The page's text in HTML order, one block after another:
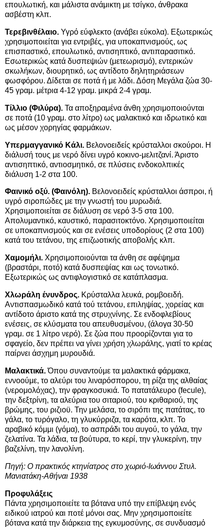
επουλωτική, και μάλιστα ανάμικτη με τσίγκο, άνθρακα
ασβέστη κλπ.
Τερεβινθέλαιο. Υγρό εύφλεκτο (ανάβει εύκολα). Εξωτερικώς
χρησιμοποιείται για εντριβές, για υποκαπνισμούς, ως
επισπαστικό, επουλωτικό, αντισηπτικό, αντιπαρασιτικό.
Εσωτερικώς κατά δυσπεψιών (μετεωρισμό), εντερικών
σκωλήκων, διουρητικό, ως αντίδοτο δηλητηριάσεων
φωσφόρου. Δίδεται σε ποτά ή με λάδι. Δόση Μεγάλα ζώα 30-
45 γραμ. μέτρια 4-12 γραμ. μικρά 2-4 γραμ.
Τίλλιο (Φιλύρα). Τα αποξηραμένα άνθη χρησιμοποιούνται
σε ποτά (10 γραμ. στο λίτρο) ως μαλακτικό και ιδρωτικό και
ως μέσον χορηγίας φαρμάκων.
Υπερμαγγανικό Κάλι. Βελονοειδείς κρύσταλλοι σκούροι. Η
διάλυσή τους με νερό δίνει υγρό κοκινο-μελιτζανί. Άριστο
αντισηπτικό, αντιοσμητικό, σε πλύσεις ενδοκολπικές
διάλυση 1-2 στα 100.
Φαινικό οξύ. (Φαινόλη). Βελονοειδείς κρύσταλλοι άσπροι, ή
υγρό σιροπώδες με την γνωστή του μυρωδιά.
Χρησιμοποιείται σε διάλυση σε νερό 3-5 στα 100.
Απολυμαντικό, καυστικό, παρασιτοκτόνο. Χρησιμοποιείται
σε υποκαπνισμούς και σε ενέσεις υποδορίους (2 στα 100)
κατά του τετάνου, της επιζωοτικής αποβολής κλπ.
Χαμομήλι. Χρησιμοποιούνται τα άνθη σε αφέψημα
(βραστάρι, ποτό) κατά δυσπεψίας και ως τονωτικό.
Εξωτερικώς ως αντιφλογιστικό σε κατάπλασμα.
Χλωράλη ένυνδρος. Κρύσταλλα λευκά, ρομβοειδή.
Αντισπασμωδικό κατά τού τετάνου, επιληψίας, χορείας και
αντίδοτο άριστο κατά της στρυχνίνης. Σε ενδοφλεβίους
ενέσεις, σε κλύσματα του απευθυσμένου, (άλογα 30-50
γραμ. σε 1 λίτρο νερό). Σε ζώα που προορίζονται για το
σφαγείο, δεν πρέπει να γίνει χρήση χλωράλης, γιατί το κρέας
παίρνει άσχημη μυρουδιά.
Μαλακτικά.Όπου συναντούμε τα μαλακτικά φάρμακα,
εννοούμε, το αλεύρι του λιναρόσπορου, τη ρίζα της αλθαίας
(νερομολόχας), την φραγκοσυκιά. Το πατατάλευρο (fecule),
την δεξτρίνη, τα αλεύρια του σιταριού, του κριθαριού, της
βρώμης, του ριζιοϋ. Την μελάσα, το σιρόπι της πατάτας, το
γάλα, το τυρόγαλο, τη γλυκύρριζα, τα καρότα, κλπ. Το
αραβικό κόμμι (γόμα), το ασπράδι του αυγού, το γάλα, την
ζελατίνα. Τα λάδια, τα βούτυρα, το κερί, την γλυκερίνη, την
βαζελίνη, την λανολίνη.
Πηγή: Ο πρακτικός κτηνίατρος στο χωριό-Ιωάννου Στυλ.
Μανιατάκη-Αθήναι 1938
Προφυλάξεις
Πάντα χρησιμοποιείτε τα βότανα υπό την επίβλεψη ενός
ειδικού ιατρού και ποτέ μόνοι σας. Μην χρησιμοποιείτε
βότανα κατά την διάρκεια της εγκυμοσύνης, σε συνδυασμό